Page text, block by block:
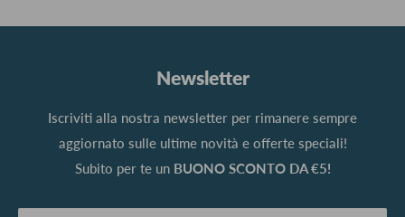
Newsletter
Iscriviti alla nostra newsletter per rimanere sempre
aggiornato sulle ultime novità e offerte speciali!
Subito per te un BUONO SCONTO DA €5!